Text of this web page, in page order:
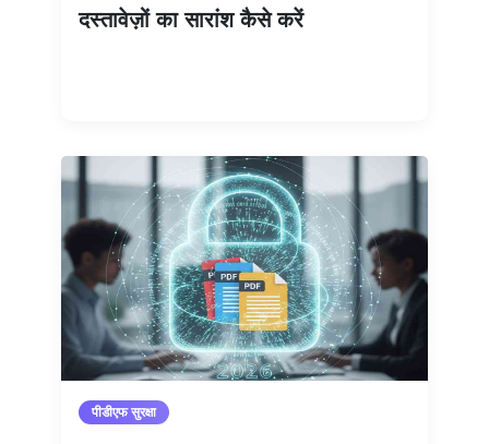
दस्तावेज़ों का सारांश कैसे करें
पीडीएफ सुरक्षा